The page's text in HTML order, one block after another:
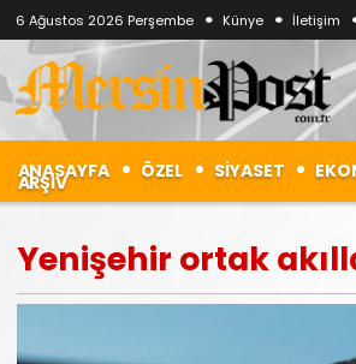
6 Ağustos 2026 Perşembe Künye İletişim
ANASAYFA ÖZEL SİYASET
ARŞİV
Yenişehir ortak